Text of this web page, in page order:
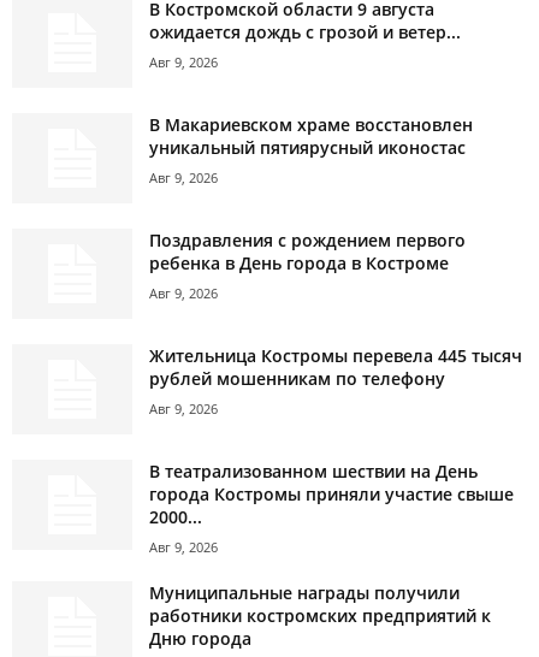
В Костромской области 9 августа
ожидается дождь с грозой и ветер...
Авг 9, 2026
В Макариевском храме восстановлен
уникальный пятиярусный иконостас
Авг 9, 2026
Поздравления с рождением первого
ребенка в День города в Костроме
Авг 9, 2026
Жительница Костромы перевела 445 тысяч
рублей мошенникам по телефону
Авг 9, 2026
В театрализованном шествии на День
города Костромы приняли участие свыше
2000...
Авг 9, 2026
Муниципальные награды получили
работники костромских предприятий к
Дню города